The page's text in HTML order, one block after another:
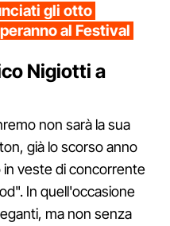
gli otto
al Festival
Nigiotti a
non sarà la sua
già lo scorso anno
veste di concorrente
In quell'occasione
ma non senza